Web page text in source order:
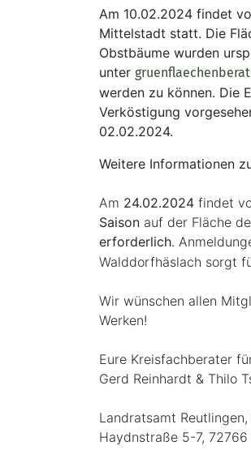
Am 10.02.2024 findet
Mittelstadt statt. Die
Obstbäume wurden
unter
werden zu können. Die
Verköstigung
02.02.2024.
Weitere Informationen
Am 24.02.2024 findet
Saison auf der Fläche
erforderlich.
Walddorfhäslach sorgt
Wir wünschen allen
Werken!
Eure Kreisfachberater
Gerd Reinhardt & Thilo
Landratsamt
Haydnstraße 5-7, 72766